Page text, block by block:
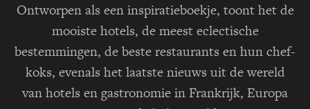
Ontworpen als een inspiratieboekje, toont het de
mooiste hotels, de meest eclectische
bestemmingen, de beste restaurants en hun chef-
koks, evenals het laatste nieuws uit de wereld
van hotels en gastronomie in Frankrijk, Europa